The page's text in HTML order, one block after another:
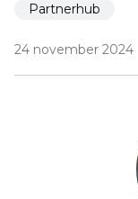
Partnerhub
24 november 2024